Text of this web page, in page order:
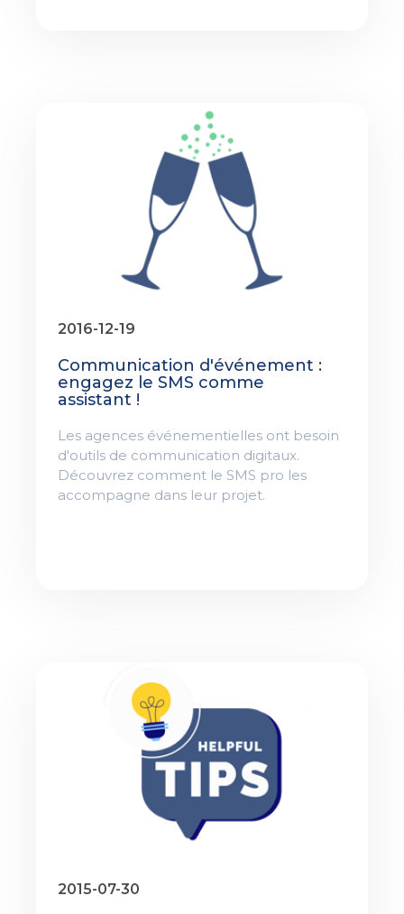
2016-12-19
Communication d'événement :
engagez le SMS comme
assistant !
Les agences événementielles ont besoin
d'outils de communication digitaux.
Découvrez comment le SMS pro les
accompagne dans leur projet.
2015-07-30